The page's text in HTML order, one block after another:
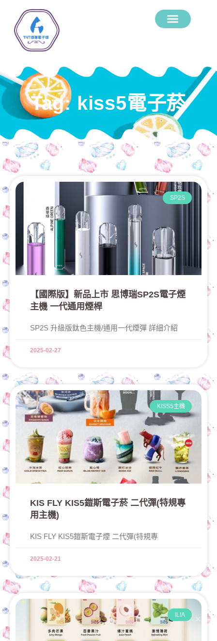
Tag: kiss5電子菸
SP2S
【國際版】新品上市 思博瑞SP2S電子煙
主機 一代通用煙桿
SP2S 升級版鈦色主機/通用一代煙彈 詳細介紹
2025-02-27
KISS5主機
KIS FLY KIS5鎧斯電子菸 二代彈(特規專
用主機)
KIS FLY KIS5鎧斯電子煙 二代彈(特規專
2025-02-21
ILIA